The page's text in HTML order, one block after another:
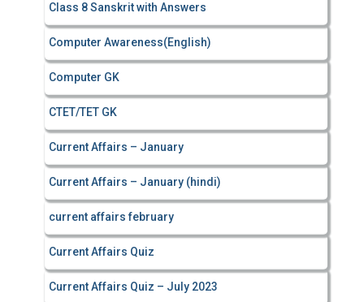
Class 8 Sanskrit with Answers
Computer Awareness(English)
Computer GK
CTET/TET GK
Current Affairs – January
Current Affairs – January (hindi)
current affairs february
Current Affairs Quiz
Current Affairs Quiz – July 2023